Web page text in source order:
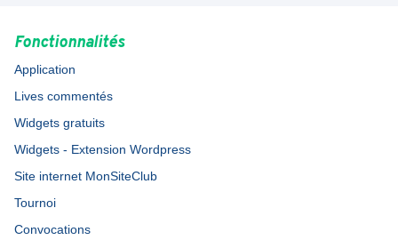
Fonctionnalités
Application
Lives commentés
Widgets gratuits
Widgets - Extension Wordpress
Site internet MonSiteClub
Tournoi
Convocations